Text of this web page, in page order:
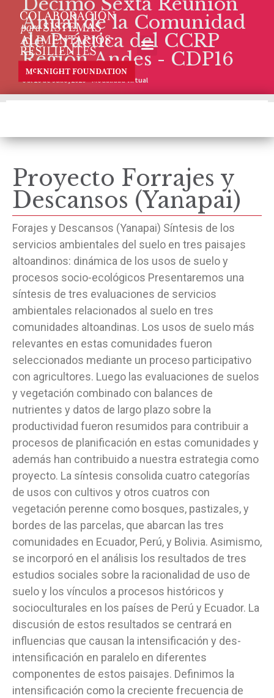
Anual de la Comunidad
de Práctica del CCRP
Región Andes - CDP16
6 al 16 de Julio, 2020 – Modalidad Virtual
Proyecto Forrajes y
Descansos (Yanapai)
Forajes y Descansos (Yanapai) Síntesis de los
servicios ambientales del suelo en tres paisajes
altoandinos: dinámica de los usos de suelo y
procesos socio-ecológicos Presentaremos una
síntesis de tres evaluaciones de servicios
ambientales relacionados al suelo en tres
comunidades altoandinas. Los usos de suelo más
relevantes en estas comunidades fueron
seleccionados mediante un proceso participativo
con agricultores. Luego las evaluaciones de suelos
y vegetación combinado con balances de
nutrientes y datos de largo plazo sobre la
productividad fueron resumidos para contribuir a
procesos de planificación en estas comunidades y
además han contribuido a nuestra estrategia como
proyecto. La síntesis consolida cuatro categorías
de usos con cultivos y otros cuatros con
vegetación perenne como bosques, pastizales, y
bordes de las parcelas, que abarcan las tres
comunidades en Ecuador, Perú, y Bolivia. Asimismo,
se incorporó en el análisis los resultados de tres
estudios sociales sobre la racionalidad de uso de
suelo y los vínculos a procesos históricos y
socioculturales en los países de Perú y Ecuador. La
discusión de estos resultados se centrará en
influencias que causan la intensificación y des-
intensificación en paralelo en diferentes
componentes de estos paisajes. Definimos la
intensificación como la creciente frecuencia de